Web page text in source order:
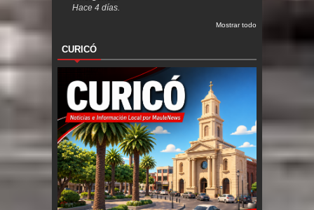
Hace 4 días.
Mostrar todo
CURICÓ